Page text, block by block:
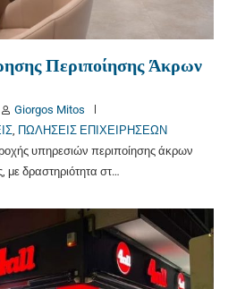
Περιποίησης Άκρων
Giorgos Mitos
ΠΩΛΗΣΕΙΣ ΕΠΙΧΕΙΡΗΣΕΩΝ
υπηρεσιών περιποίησης άκρων
με δραστηριότητα στ…